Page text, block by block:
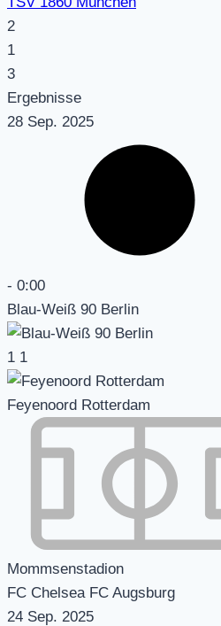
2
1
3
Ergebnisse
28 Sep. 2025
- 0:00
Blau-Weiß 90 Berlin
1 1
Feyenoord Rotterdam
Mommsenstadion
FC Chelsea FC Augsburg
24 Sep. 2025